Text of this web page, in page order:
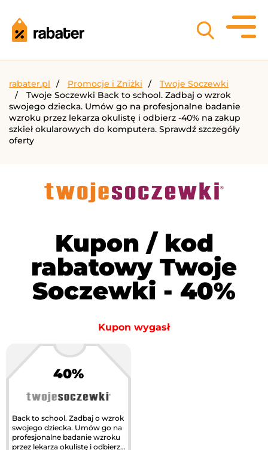
rabater.pl Promocje i Zniżki
Twoje Soczewki
Twoje Soczewki Back to school. Zadbaj o wzrok
swojego dziecka. Umów go na profesjonalne badanie
wzroku przez lekarza okulistę i odbierz -40% na zakup
szkieł okularowych do komputera. Sprawdź szczegóły
oferty
Kupon / kod
rabatowy Twoje
Soczewki - 40%
Kupon wygasł
40%
Back to school. Zadbaj o wzrok
swojego dziecka. Umów go na
profesjonalne badanie wzroku
przez lekarza okulistę i odbierz
Największa akcja
rabatowa w Polsce